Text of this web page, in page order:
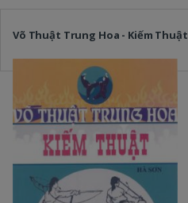
Võ Thuật Trung Hoa - Kiếm Thuật